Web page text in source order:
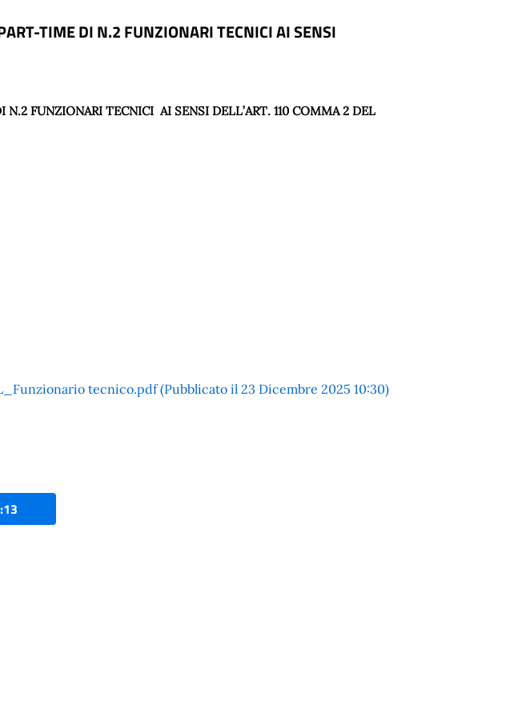
TIME DI N.2 FUNZIONARI TECNICI AI SENSI
N.2 FUNZIONARI TECNICI AI SENSI DELL’ART. 110 COMMA 2 DEL
tecnico.pdf (Pubblicato il 23 Dicembre 2025 10:30)